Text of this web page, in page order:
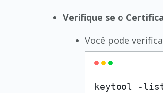
Verifique se o
Você pode
keytool -